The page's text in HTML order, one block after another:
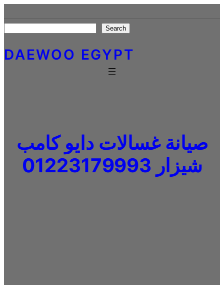
to
content
Search
DAEWOO EGYPT
صيانة غسالات دايو كامب
شيزار 01223179993